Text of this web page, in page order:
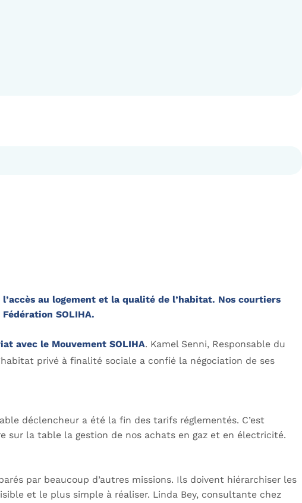
au logement et la qualité de l’habitat. Nos courtiers
SOLIHA.
avec le Mouvement SOLIHA. Kamel Senni, Responsable du
privé à finalité sociale a confié la négociation de ses
déclencheur a été la fin des tarifs réglementés. C’est
sur la table la gestion de nos achats en gaz et en électricité.
par beaucoup d’autres missions. Ils doivent hiérarchiser les
et le plus simple à réaliser. Linda Bey, consultante chez